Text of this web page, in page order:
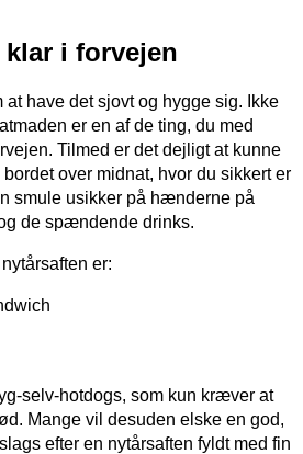
klar i forvejen
at have det sjovt og hygge sig. Ikke
er en af de ting, du med
Tilmed er det dejligt at kunne
over midnat, hvor du sikkert er
smule usikker på hænderne på
de spændende drinks.
er:
selv-hotdogs, som kun kræver at
Mange vil desuden elske en god,
efter en nytårsaften fyldt med fin